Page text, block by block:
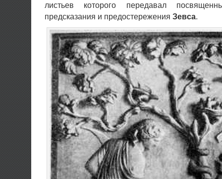
листьев которого передавал
предсказания и предостережения Зевса.